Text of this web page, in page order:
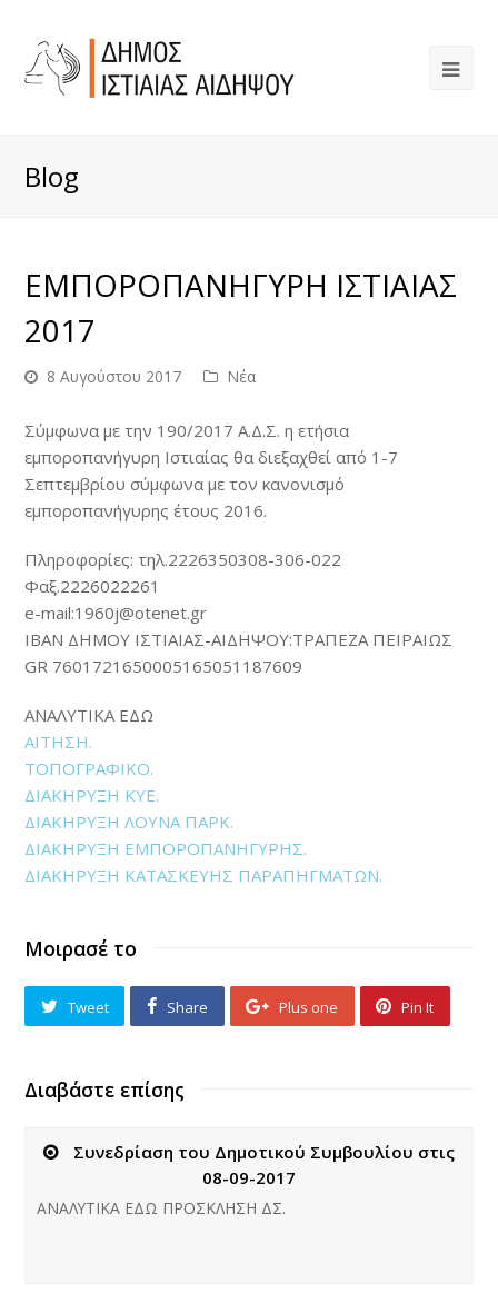
Blog
ΕΜΠΟΡΟΠΑΝΗΓΥΡΗ ΙΣΤΙΑΙΑΣ
2017
8 Αυγούστου 2017 Νέα
Σύμφωνα με την 190/2017 Α.Δ.Σ. η ετήσια
εμποροπανήγυρη Ιστιαίας θα διεξαχθεί από 1-7
Σεπτεμβρίου σύμφωνα με τον κανονισμό
εμποροπανήγυρης έτους 2016.
Πληροφορίες: τηλ.2226350308-306-022
Φαξ.2226022261
e-mail:1960j@otenet.gr
IBAN ΔΗΜΟΥ ΙΣΤΙΑΙΑΣ-ΑΙΔΗΨΟΥ:TΡΑΠΕΖΑ ΠΕΙΡΑΙΩΣ
GR 7601721650005165051187609
ΑΝΑΛΥΤΙΚΑ ΕΔΩ
ΑΙΤΗΣΗ.
ΤΟΠΟΓΡΑΦΙΚΟ.
ΔΙΑΚΗΡΥΞΗ ΚΥΕ.
ΔΙΑΚΗΡΥΞΗ ΛΟΥΝΑ ΠΑΡΚ.
ΔΙΑΚΗΡΥΞΗ ΕΜΠΟΡΟΠΑΝΗΓΥΡΗΣ.
ΔΙΑΚΗΡΥΞΗ ΚΑΤΑΣΚΕΥΗΣ ΠΑΡΑΠΗΓΜΑΤΩΝ.
Μοιρασέ το
Tweet Share Plus one Pin It
Διαβάστε επίσης
Συνεδρίαση του Δημοτικού Συμβουλίου στις
08-09-2017
ΑΝΑΛΥΤΙΚΑ ΕΔΩ ΠΡΟΣΚΛΗΣΗ ΔΣ.